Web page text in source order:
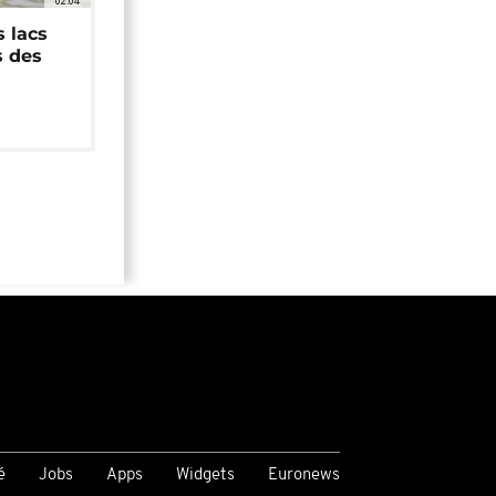
lacs
des
Jobs Apps Widgets Euronews